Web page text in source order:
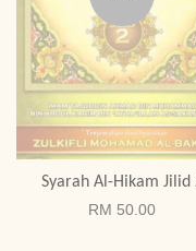
Syarah Al-Hikam Jilid
RM 50.00